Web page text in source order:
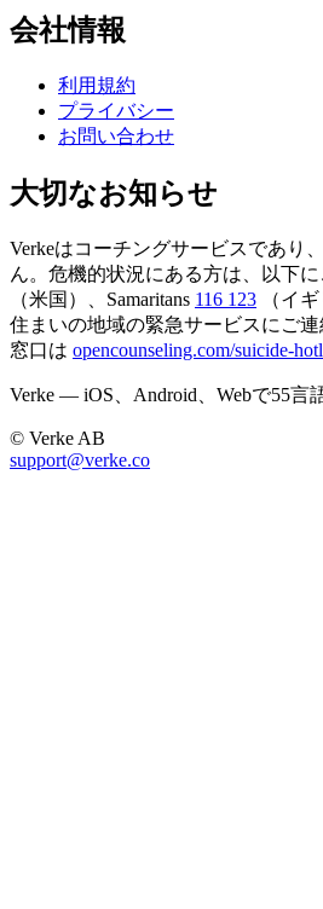
会社情報
利用規約
プライバシー
お問い合わせ
大切なお知らせ
Verkeはコーチングサービスであり
ん。危機的状況にある方は、以下に
（米国）、Samaritans 116 123
（イ
住まいの地域の緊急サービスにご
窓口は opencounseling.com/suicide-
Verke — iOS、Android、Webで55言
© Verke AB
support@verke.co